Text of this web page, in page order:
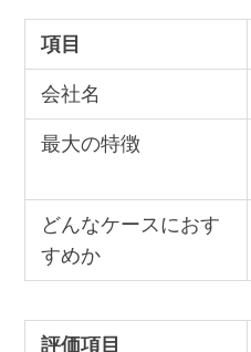
項目
会社名
最大の特徴
どんなケースにおす
すめか
評価項目